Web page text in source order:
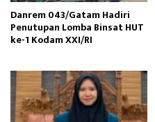
Danrem 043/Gatam Hadiri
Penutupan Lomba Binsat HUT
ke-1 Kodam XXI/RI